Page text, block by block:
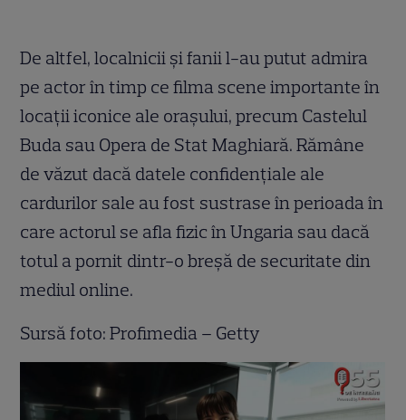
De altfel, localnicii și fanii l-au putut admira
pe actor în timp ce filma scene importante în
locații iconice ale orașului, precum Castelul
Buda sau Opera de Stat Maghiară. Rămâne
de văzut dacă datele confidențiale ale
cardurilor sale au fost sustrase în perioada în
care actorul se afla fizic în Ungaria sau dacă
totul a pornit dintr-o breșă de securitate din
mediul online.
Sursă foto: Profimedia – Getty